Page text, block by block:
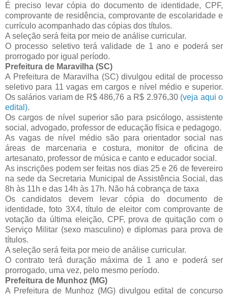
É preciso levar cópia do documento de identidade, CPF,
comprovante de residência, comprovante de escolaridade e
currículo acompanhado das cópias dos títulos.
A seleção será feita por meio de análise curricular.
O processo seletivo terá validade de 1 ano e poderá ser
prorrogado por igual período.
Prefeitura de Maravilha (SC)
A Prefeitura de Maravilha (SC) divulgou edital de processo
seletivo para 11 vagas em cargos e nível médio e superior.
Os salários variam de R$ 486,76 a R$ 2.976,30 (veja aqui o
edital).
Os cargos de nível superior são para psicólogo, assistente
social, advogado, professor de educação física e pedagogo.
As vagas de nível médio são para orientador social nas
áreas de marcenaria e costura, monitor de oficina de
artesanato, professor de música e canto e educador social.
As inscrições podem ser feitas nos dias 25 e 26 de fevereiro
na sede da Secretaria Municipal de Assistência Social, das
8h às 11h e das 14h às 17h. Não há cobrança de taxa
Os candidatos devem levar cópia do documento de
identidade, foto 3X4, título de eleitor com comprovante de
votação da última eleição, CPF, prova de quitação com o
Serviço Militar (sexo masculino) e diplomas para prova de
títulos.
A seleção será feita por meio de análise curricular.
O contrato terá duração máxima de 1 ano e poderá ser
prorrogado, uma vez, pelo mesmo período.
Prefeitura de Munhoz (MG)
A Prefeitura de Munhoz (MG) divulgou edital de concurso